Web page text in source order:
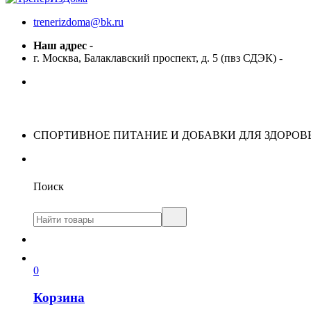
trenerizdoma@bk.ru
Наш адрес -
г. Москва, Балаклавский проспект, д. 5 (пвз СДЭК) -
СПОРТИВНОЕ ПИТАНИЕ И ДОБАВКИ ДЛЯ
Поиск
0
Корзина